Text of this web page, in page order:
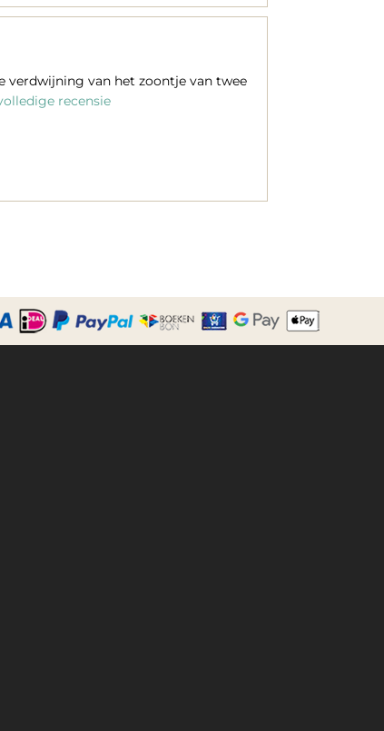
verdwijning van het zoontje van twee
recensie